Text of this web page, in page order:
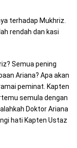
terhadap Mukhriz.
rendah dan kasi
Semua pening
Ariana? Apa akan
peminat. Kapten
semula dengan
Doktor Ariana
hati Kapten Ustaz